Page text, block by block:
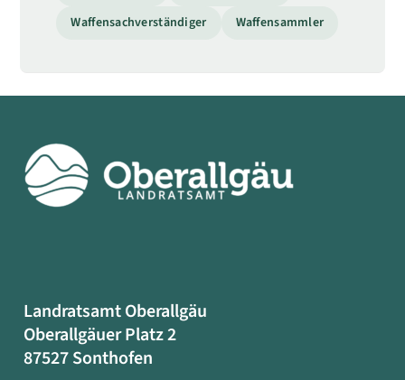
Waffensachverständiger
Waffensammler
Landratsamt Oberallgäu
Oberallgäuer Platz 2
87527 Sonthofen